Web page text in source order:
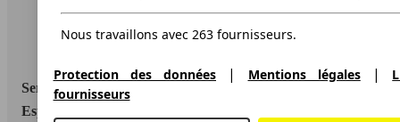
Protection des données
Service
Espace Pro
Nous travaillons avec 263 fournisseurs.
Protection des données | Mentions légales|
fournisseurs